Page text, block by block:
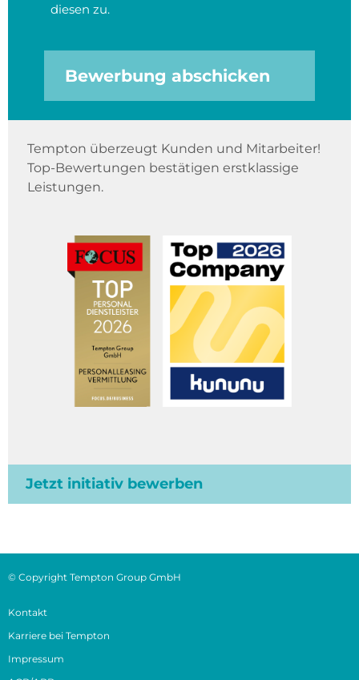
diesen zu.
Bewerbung abschicken
Tempton überzeugt Kunden und Mitarbeiter!
Top-Bewertungen bestätigen erstklassige
Leistungen.
Jetzt initiativ bewerben
© Copyright Tempton Group GmbH
Kontakt
Karriere bei Tempton
Impressum